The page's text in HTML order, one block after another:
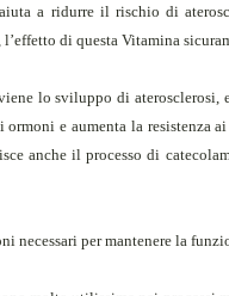
a ridurre il rischio di
l’effetto di questa Vitamina
lo sviluppo di aterosclerosi,
e aumenta la resistenza
anche il processo di
necessari per mantenere la